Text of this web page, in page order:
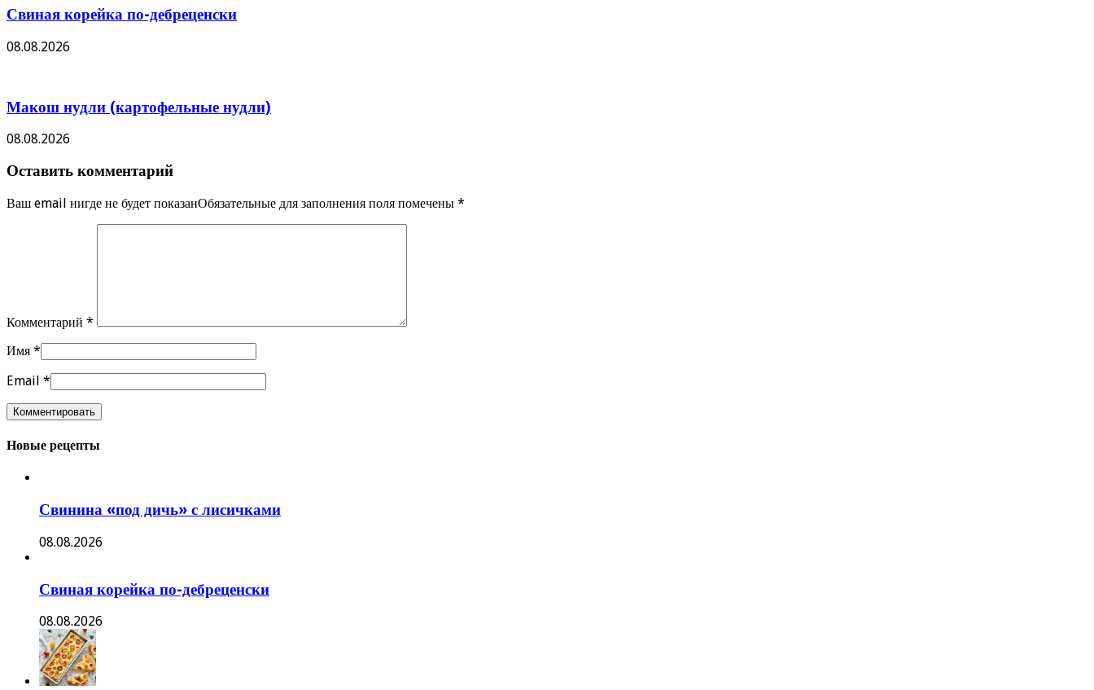
Свиная корейка по-дебреценски
08.08.2026
Макош нудли (картофельные нудли)
08.08.2026
Оставить комментарий
Ваш email нигде не будет показанОбязательные для заполнения поля помечены *
Комментарий *
Имя *
Email *
Новые рецепты
Свинина «под дичь» с лисичками
08.08.2026
Свиная корейка по-дебреценски
08.08.2026